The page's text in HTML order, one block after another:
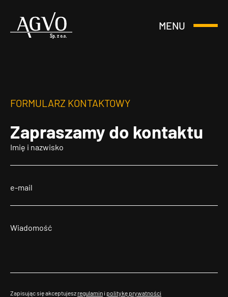
Header
MENU
Otwórz
FORMULARZ KONTAKTOWY
Zapraszamy do kontaktu
Zapisując się akceptujesz regulamin i politykę prywatności